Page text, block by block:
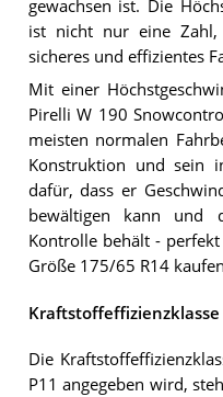
gewachsen ist. Die
ist nicht nur eine Zahl,
sicheres und effizientes
Mit einer
Pirelli W 190
meisten normalen
Konstruktion und sein
dafür, dass er
bewältigen kann und
Kontrolle behält -
Größe 175/65 R14
Kraftstoffeffizienzklasse
Die
P11 angegeben wird,